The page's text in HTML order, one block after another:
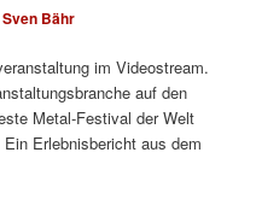
Sven Bähr
im Videostream.
auf den
Metal-Festival der Welt
Erlebnisbericht aus dem